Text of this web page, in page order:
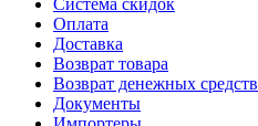
Система скидок
Оплата
Доставка
Возврат товара
Возврат денежных средств
Документы